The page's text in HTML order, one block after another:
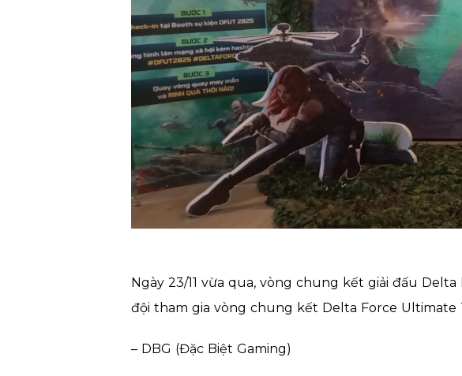
Ngày 23/11 vừa qua, vòng chung kết giải đấu
đội tham gia vòng chung kết Delta Force Ultimate
– DBG (Đặc Biệt Gaming)